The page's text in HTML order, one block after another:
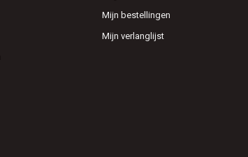
Mijn bestellingen
Mijn verlanglijst